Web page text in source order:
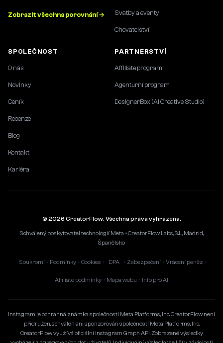
Zobrazit všechna porovnání → Svatby a eventy
Chovatelství
SPOLEČNOST
O nás
Novinky
Ceník
Recenze
Blog
Kontakt
Kariéra
PARTNERSTVÍ
Affiliate program
Agenturní program
DesignerBox (AI Creative Studio)
© 2026 CreatorFlow. Všechna práva vyhrazena.
Schválený poskytovatel technologií Meta • CreatorFlow Labs, S.L., Madrid,
Španělsko
Soukromí • Podmínky • Cookies • DPA • Zabezpečení • Vrácení peněz •
Affiliate podmínky • Mapa webu • Info pro AI
Instagram je ochranná známka společnosti Meta Platforms, Inc. CreatorFlow není
přidružen, schválen ani sponzorován společností Meta Platforms, Inc.
CreatorFlow využívá oficiální Instagram Graph API. Zobrazené výsledky